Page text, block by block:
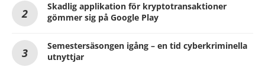
Skadlig applikation för kryptotransaktioner
gömmer sig på Google Play
Semestersäsongen igång – en tid cyberkriminella
utnyttjar